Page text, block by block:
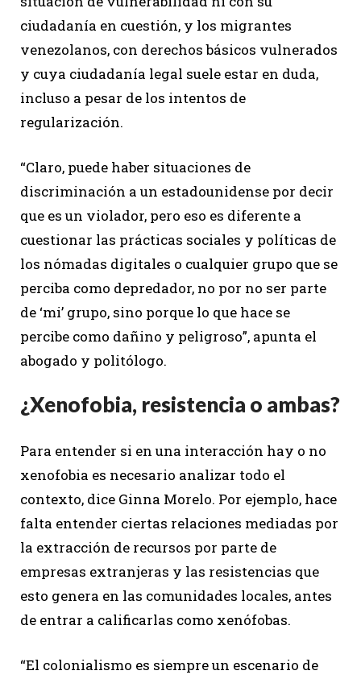
ciudadanía en cuestión, y los migrantes
venezolanos, con derechos básicos vulnerados
y cuya ciudadanía legal suele estar en duda,
incluso a pesar de los intentos de
regularización.
“Claro, puede haber situaciones de
discriminación a un estadounidense por decir
que es un violador, pero eso es diferente a
cuestionar las prácticas sociales y políticas de
los nómadas digitales o cualquier grupo que se
perciba como depredador, no por no ser parte
de ‘mi’ grupo, sino porque lo que hace se
percibe como dañino y peligroso”, apunta el
abogado y politólogo.
¿Xenofobia, resistencia o ambas?
Para entender si en una interacción hay o no
xenofobia es necesario analizar todo el
contexto, dice Ginna Morelo. Por ejemplo, hace
falta entender ciertas relaciones mediadas por
la extracción de recursos por parte de
empresas extranjeras y las resistencias que
esto genera en las comunidades locales, antes
de entrar a calificarlas como xenófobas.
“El colonialismo es siempre un escenario de